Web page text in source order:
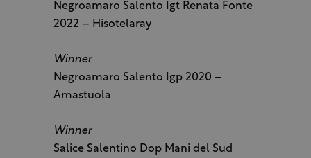
Negroamaro Salento Igt Renata Fonte
2022 – Hisotelaray
Winner
Negroamaro Salento Igp 2020 –
Amastuola
Winner
Salice Salentino Dop Mani del Sud